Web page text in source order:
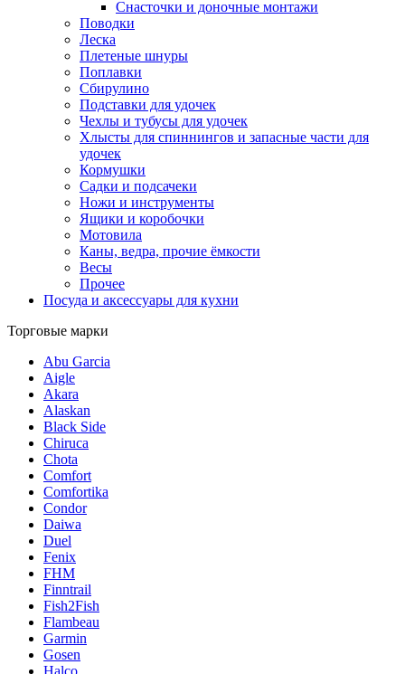
Снасточки и доночные монтажи
Поводки
Леска
Плетеные шнуры
Поплавки
Сбирулино
Подставки для удочек
Чехлы и тубусы для удочек
Хлысты для спиннингов и запасные части для
удочек
Кормушки
Садки и подсачеки
Ножи и инструменты
Ящики и коробочки
Мотовила
Каны, ведра, прочие ёмкости
Весы
Прочее
Посуда и аксессуары для кухни
Торговые марки
Abu Garcia
Aigle
Akara
Alaskan
Black Side
Chiruca
Chota
Comfort
Comfortika
Condor
Daiwa
Duel
Fenix
FHM
Finntrail
Fish2Fish
Flambeau
Garmin
Gosen
Halco